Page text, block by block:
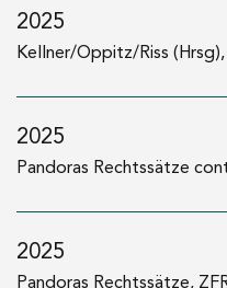
Rechtsanwaltsanwärter
Fachhochschule des bfi
Europäisches
2025
Kellner/Oppitz/Riss
2025
Pandoras Rechtssätze
2025
Pandoras Rechtssätze,